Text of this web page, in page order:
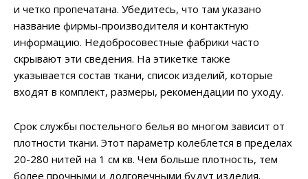
и четко пропечатана. Убедитесь, что там указано
название фирмы-производителя и контактную
информацию. Недобросовестные фабрики часто
скрывают эти сведения. На этикетке также
указывается состав ткани, список изделий, которые
входят в комплект, размеры, рекомендации по уходу.
Срок службы постельного белья во многом зависит от
плотности ткани. Этот параметр колеблется в пределах
20-280 нитей на 1 см кв. Чем больше плотность, тем
более прочными и долговечными будут изделия.